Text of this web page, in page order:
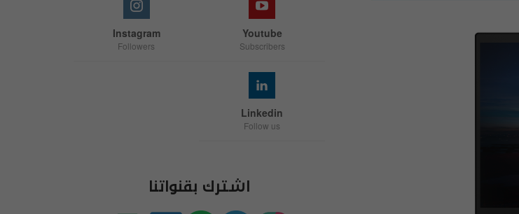
Youtube
Subscribers
Instagram
Followers
Linkedin
Follow us
اشترك بقنواتنا